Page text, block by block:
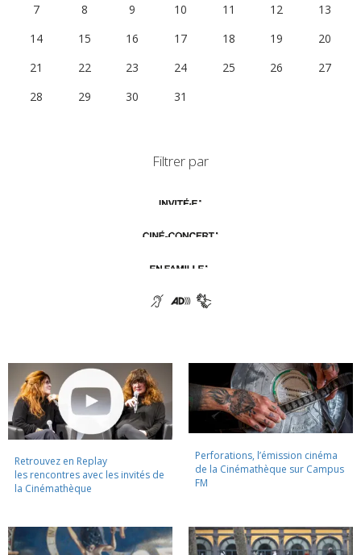
7
8 9 10 11 12
13
14
15 16 17 18 19
20
21
22 23 24 25 26
27
28
29 30 31
Filtrer par
Retrouvez en Replay
les rencontres avec les invités de
la Cinémathèque
Perforations, l’émission cinéma
de la Cinémathèque sur Campus
FM